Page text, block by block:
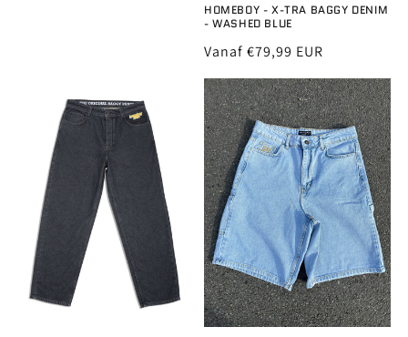
HOMEBOY - X-TRA BAGGY DENIM
- WASHED BLUE
Normale
Vanaf €79,99 EUR